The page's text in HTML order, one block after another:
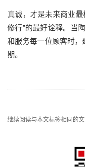
真诚，才是未来商业
修行”的最好诠释。当
和服务每一位顾客时，
期。
继续阅读与本文标签相同的文